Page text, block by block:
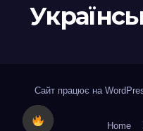
Сайт працює на
Home